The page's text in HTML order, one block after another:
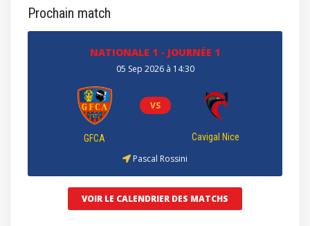
Prochain match
NATIONALE 1 - JOURNÉE 1
05 Sep 2026 à 14:30
GFCA
VS
Cavigal Nice
Pascal Rossini
VOIR LE CALENDRIER DES MATCHS